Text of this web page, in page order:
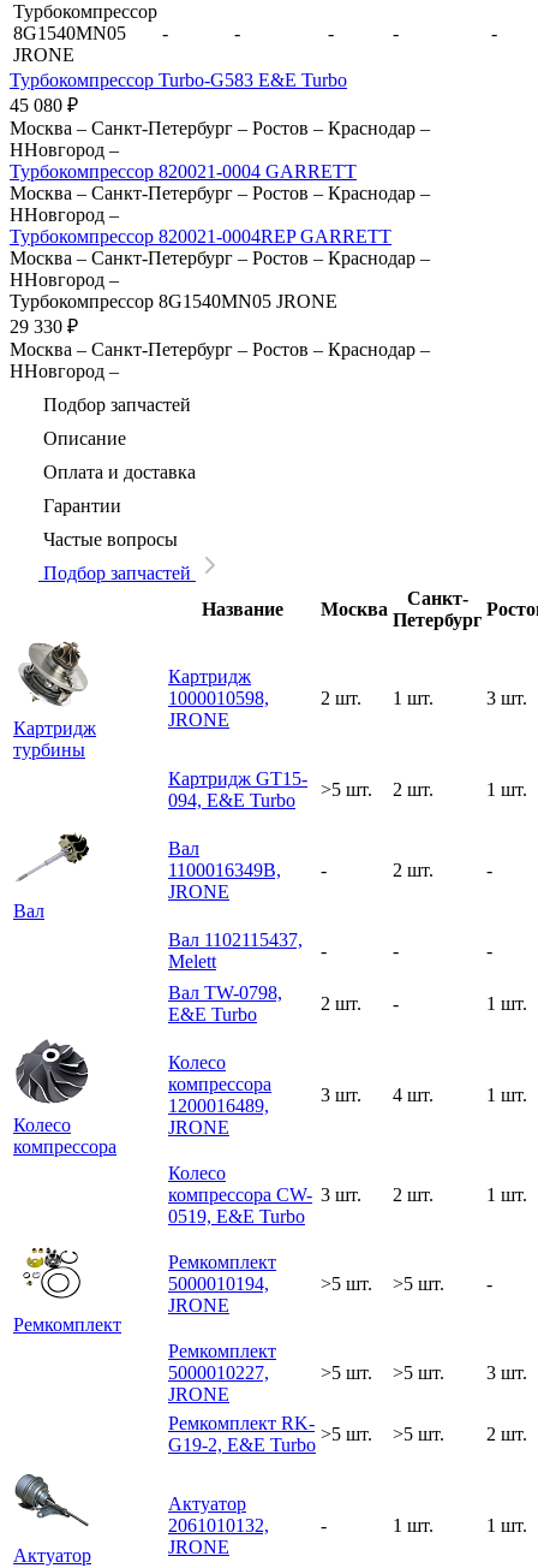
Турбокомпрессор
8G1540MN05
JRONE
- - - - -
Турбокомпрессор Turbo-G583 E&E Turbo
45 080 ₽
Москва – Санкт-Петербург – Ростов – Краснодар –
ННовгород –
Турбокомпрессор 820021-0004 GARRETT
Москва – Санкт-Петербург – Ростов – Краснодар –
ННовгород –
Турбокомпрессор 820021-0004REP GARRETT
Москва – Санкт-Петербург – Ростов – Краснодар –
ННовгород –
Турбокомпрессор 8G1540MN05 JRONE
29 330 ₽
Москва – Санкт-Петербург – Ростов – Краснодар –
ННовгород –
Подбор запчастей
Описание
Оплата и доставка
Гарантии
Частые вопросы
Подбор запчастей
Название
Москва
Санкт-
Петербург
Картридж
турбины
Картридж
1000010598,
JRONE
2 шт. 1 шт. 3 шт.
Картридж GT15-
094, E&E Turbo
>5 шт. 2 шт. 1 шт.
Вал
Вал
1100016349B,
JRONE
- 2 шт. -
Вал 1102115437,
Melett
- - -
Вал TW-0798,
E&E Turbo
2 шт. - 1 шт.
Колесо
компрессора
Колесо
компрессора
1200016489,
JRONE
3 шт. 4 шт. 1 шт.
Колесо
компрессора CW-
0519, E&E Turbo
3 шт. 2 шт. 1 шт.
Ремкомплект
Ремкомплект
5000010194,
JRONE
>5 шт. >5 шт. -
Ремкомплект
5000010227,
JRONE
>5 шт. >5 шт. 3 шт.
Ремкомплект RK-
G19-2, E&E Turbo
>5 шт. >5 шт. 2 шт.
Актуатор
Актуатор
2061010132,
JRONE
- 1 шт. 1 шт.